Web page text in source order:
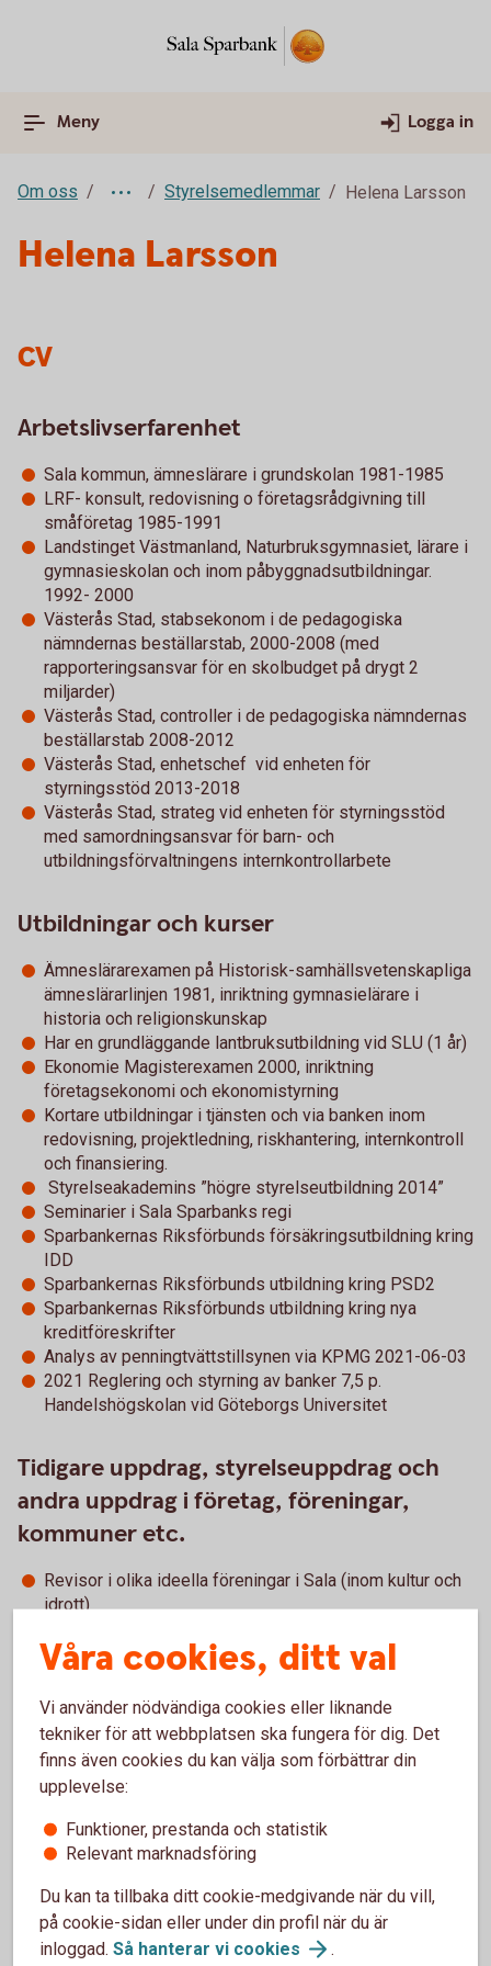
Meny Logga in
Om oss Styrelsemedlemmar Helena Larsson
Helena Larsson
CV
Arbetslivserfarenhet
Sala kommun, ämneslärare i grundskolan 1981-1985
LRF- konsult, redovisning o företagsrådgivning till
småföretag 1985-1991
Landstinget Västmanland, Naturbruksgymnasiet, lärare i
gymnasieskolan och inom påbyggnadsutbildningar.
1992- 2000
Västerås Stad, stabsekonom i de pedagogiska
nämndernas beställarstab, 2000-2008 (med
rapporteringsansvar för en skolbudget på drygt 2
miljarder)
Västerås Stad, controller i de pedagogiska nämndernas
beställarstab 2008-2012
Västerås Stad, enhetschef vid enheten för
styrningsstöd 2013-2018
Västerås Stad, strateg vid enheten för styrningsstöd
med samordningsansvar för barn- och
utbildningsförvaltningens internkontrollarbete
Utbildningar och kurser
Ämneslärarexamen på Historisk-samhällsvetenskapliga
ämneslärarlinjen 1981, inriktning gymnasielärare i
historia och religionskunskap
Har en grundläggande lantbruksutbildning vid SLU (1 år)
Ekonomie Magisterexamen 2000, inriktning
företagsekonomi och ekonomistyrning
Kortare utbildningar i tjänsten och via banken inom
redovisning, projektledning, riskhantering, internkontroll
och finansiering.
Styrelseakademins ”högre styrelseutbildning 2014”
Seminarier i Sala Sparbanks regi
Sparbankernas Riksförbunds försäkringsutbildning kring
IDD
Sparbankernas Riksförbunds utbildning kring PSD2
Sparbankernas Riksförbunds utbildning kring nya
kreditföreskrifter
Analys av penningtvättstillsynen via KPMG 2021-06-03
2021 Reglering och styrning av banker 7,5 p.
Handelshögskolan vid Göteborgs Universitet
Tidigare uppdrag, styrelseuppdrag och
andra uppdrag i företag, föreningar,
kommuner etc.
Revisor i olika ideella föreningar i Sala (inom kultur och
idrott)
Styrelseuppdrag jag har idag
Sala Sparbank
Mellanskogs regionsstyrelse för Västmanland
Kompetenshöjande nätverk som jag
deltar i:
Sveriges Kommuner och Landsting
Återkommande nätverksträffar inom Sparbankernas
Riksförbund
Våra cookies, ditt val
Vi använder nödvändiga cookies eller liknande
tekniker för att webbplatsen ska fungera för dig. Det
finns även cookies du kan välja som förbättrar din
upplevelse:
Funktioner, prestanda och statistik
Relevant marknadsföring
Du kan ta tillbaka ditt cookie-medgivande när du vill,
på cookie-sidan eller under din profil när du är
inloggad. Så hanterar vi cookies .